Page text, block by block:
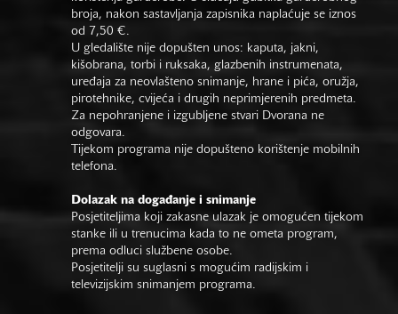
broja, nakon sastavljanja zapisnika naplaćuje se iznos
od 7,50 €.
U gledalište nije dopušten unos: kaputa, jakni,
kišobrana, torbi i ruksaka, glazbenih instrumenata,
uređaja za neovlašteno snimanje, hrane i pića, oružja,
pirotehnike, cvijeća i drugih neprimjerenih predmeta.
Za nepohranjene i izgubljene stvari Dvorana ne
odgovara.
Tijekom programa nije dopušteno korištenje mobilnih
telefona.
Dolazak na događanje i snimanje
Posjetiteljima koji zakasne ulazak je omogućen tijekom
stanke ili u trenucima kada to ne ometa program,
prema odluci službene osobe.
Posjetitelji su suglasni s mogućim radijskim i
televizijskim snimanjem programa.